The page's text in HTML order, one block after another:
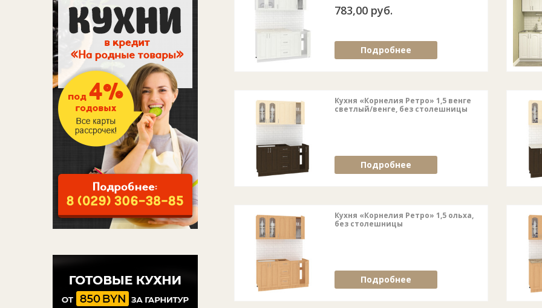
783,00 руб.
Подробнее
Кухня «Корнелия Ретро» 1,5 венге
светлый/венге, без столешницы
Подробнее
Кухня «Корнелия Ретро» 1,5 ольха,
без столешницы
Подробнее